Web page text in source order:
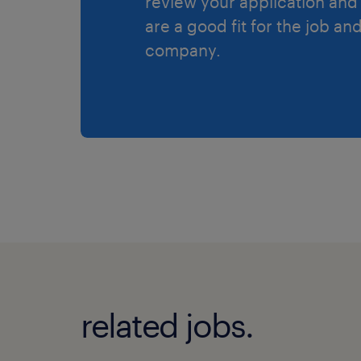
are a good fit for the job
company.
related jobs.